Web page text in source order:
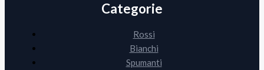
Categorie
Rossi
Bianchi
Spumanti